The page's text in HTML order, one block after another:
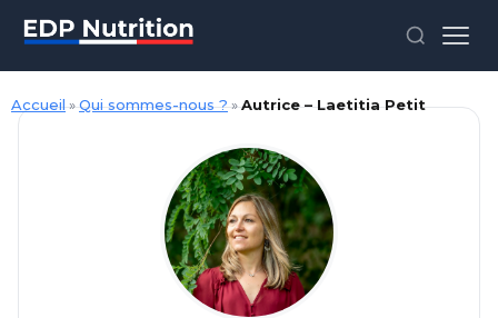
Accueil»Qui sommes-nous ?»Autrice – Laetitia Petit